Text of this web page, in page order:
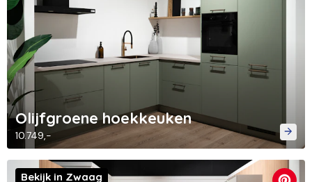
Olijfgroene hoekkeuken
10.749,-
Bekijk in Zwaag